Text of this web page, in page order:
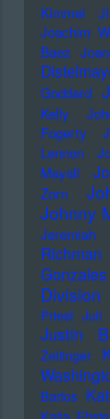
Kimmel
Joachim
Baez
Goddard
Kelly
Fogerty
Lennon
Mayall
Zorn
Johnny
Jeremiah
Richman
Gonzales
Division
Priest Juli
Justin
Zeltinger
Bartos